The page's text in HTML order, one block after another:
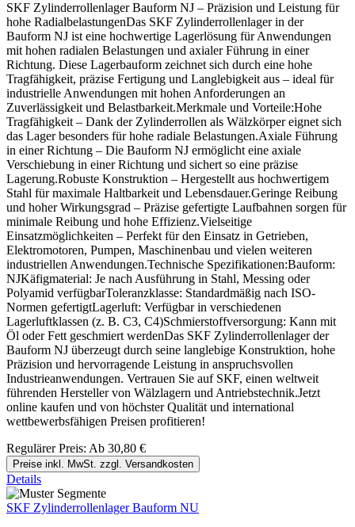
SKF Zylinderrollenlager Bauform NJ – Präzision und Leistung für
hohe RadialbelastungenDas SKF Zylinderrollenlager in der
Bauform NJ ist eine hochwertige Lagerlösung für Anwendungen
mit hohen radialen Belastungen und axialer Führung in einer
Richtung. Diese Lagerbauform zeichnet sich durch eine hohe
Tragfähigkeit, präzise Fertigung und Langlebigkeit aus – ideal für
industrielle Anwendungen mit hohen Anforderungen an
Zuverlässigkeit und Belastbarkeit.Merkmale und Vorteile:Hohe
Tragfähigkeit – Dank der Zylinderrollen als Wälzkörper eignet sich
das Lager besonders für hohe radiale Belastungen.Axiale Führung
in einer Richtung – Die Bauform NJ ermöglicht eine axiale
Verschiebung in einer Richtung und sichert so eine präzise
Lagerung.Robuste Konstruktion – Hergestellt aus hochwertigem
Stahl für maximale Haltbarkeit und Lebensdauer.Geringe Reibung
und hoher Wirkungsgrad – Präzise gefertigte Laufbahnen sorgen für
minimale Reibung und hohe Effizienz.Vielseitige
Einsatzmöglichkeiten – Perfekt für den Einsatz in Getrieben,
Elektromotoren, Pumpen, Maschinenbau und vielen weiteren
industriellen Anwendungen.Technische Spezifikationen:Bauform:
NJKäfigmaterial: Je nach Ausführung in Stahl, Messing oder
Polyamid verfügbarToleranzklasse: Standardmäßig nach ISO-
Normen gefertigtLagerluft: Verfügbar in verschiedenen
Lagerluftklassen (z. B. C3, C4)Schmierstoffversorgung: Kann mit
Öl oder Fett geschmiert werdenDas SKF Zylinderrollenlager der
Bauform NJ überzeugt durch seine langlebige Konstruktion, hohe
Präzision und hervorragende Leistung in anspruchsvollen
Industrieanwendungen. Vertrauen Sie auf SKF, einen weltweit
führenden Hersteller von Wälzlagern und Antriebstechnik.Jetzt
online kaufen und von höchster Qualität und international
wettbewerbsfähigen Preisen profitieren!
Regulärer Preis: Ab 30,80 €
Preise inkl. MwSt. zzgl. Versandkosten
Details
SKF Zylinderrollenlager Bauform NU